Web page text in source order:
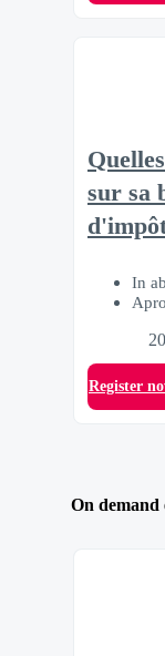
sur sa
In
Register
On demand